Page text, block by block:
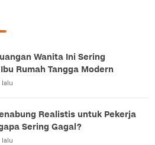
Wanita Ini Sering
Rumah Tangga Modern
lalu
Realistis untuk Pekerja
Sering Gagal?
lalu